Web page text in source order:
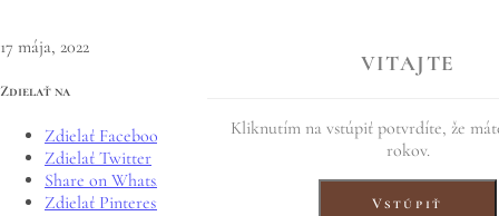
17 mája, 2022
Zdielať na
Zdielať Facebook
Zdielať Twitter
Share on WhatsApp
Zdielať Pinterest
VITAJTE
Kliknutím na vstúpiť potvrdíte, že
rokov.
Vstúpiť